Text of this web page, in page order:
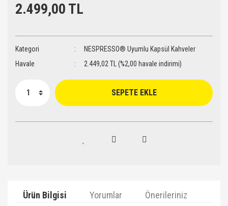
2.499,00 TL
Kategori
NESPRESSO® Uyumlu Kapsül Kahveler
Havale
2.449,02 TL (%2,00 havale indirimi)
SEPETE EKLE
Ürün Bilgisi Yorumlar Önerileriniz